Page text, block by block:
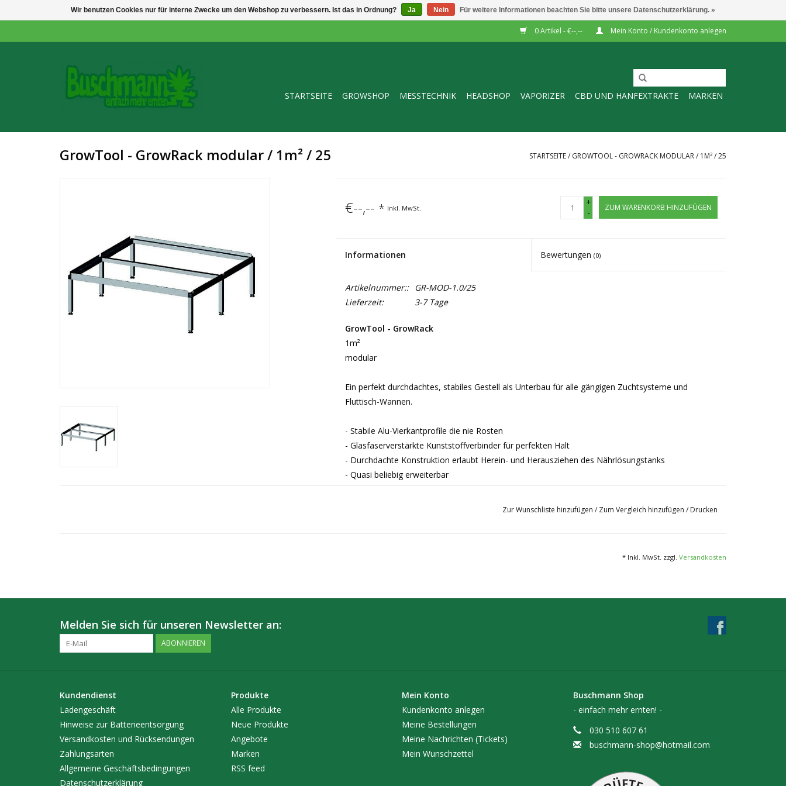
0 Artikel - €--,-- Mein Konto / Kundenkonto anlegen
STARTSEITE GROWSHOP MESSTECHNIK HEADSHOP VAPORIZER CBD UND HANFEXTRAKTE MARKEN
GrowTool - GrowRack modular / 1m² / 25 STARTSEITE/ GROWTOOL - GROWRACK MODULAR / 1M² / 25
€--,-- * Inkl. MwSt.
+
-
ZUM WARENKORB HINZUFÜGEN
Informationen Bewertungen(0)
Artikelnummer::
GR-MOD-1.0/25
Lieferzeit:
3-7 Tage
GrowTool - GrowRack
1m²
modular
Ein perfekt durchdachtes, stabiles Gestell als Unterbau für alle gängigen Zuchtsysteme und
Fluttisch-Wannen.
- Stabile Alu-Vierkantprofile die nie Rosten
- Glasfaserverstärkte Kunststoffverbinder für perfekten Halt
- Durchdachte Konstruktion erlaubt Herein- und Herausziehen des Nährlösungstanks
- Quasi beliebig erweiterbar
Passend in alle quadratischen Grow-Zelte mit mindestens 100 x 100 cm Stellfläche. Perfekt
abgestimmt auf unseren Fluttisch growTABLE square 1.0
Alle offenen Profilstellen sind mit Kunststoffkappen verschlossen, was ein Einnisten von
Ungeziefer verhindert.
Zur Wunschliste hinzufügen / Zum Vergleich hinzufügen / Drucken
* Inkl. MwSt. zzgl. Versandkosten
Melden Sie sich für unseren Newsletter an:
ABONNIEREN
Kundendienst
Ladengeschäft
Hinweise zur Batterieentsorgung
Versandkosten und Rücksendungen
Zahlungsarten
Allgemeine Geschäftsbedingungen
Datenschutzerklärung
Produkte
Alle Produkte
Neue Produkte
Angebote
Marken
RSS feed
Mein Konto
Kundenkonto anlegen
Meine Bestellungen
Meine Nachrichten (Tickets)
Mein Wunschzettel
Buschmann Shop
- einfach mehr ernten! -
030 510 607 61
buschmann-shop@hotmail.com
Wir benutzen Cookies nur für interne Zwecke um den Webshop zu verbessern. Ist das in Ordnung? Ja Nein Für weitere Informationen beachten Sie bitte unsere Datenschutzerklärung. »